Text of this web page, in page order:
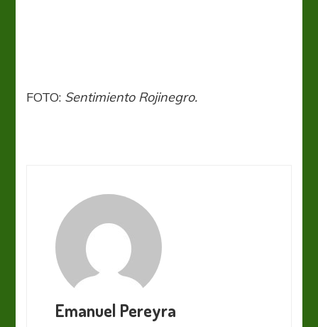
FOTO: Sentimiento Rojinegro.
Emanuel Pereyra